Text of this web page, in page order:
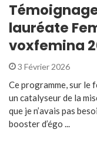
lauréate
voxfemina
3 Février 2026
Ce programme, sur le
un catalyseur de la
que je n’avais pas
booster d’égo ...